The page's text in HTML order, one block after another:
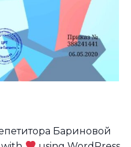
Бариновой